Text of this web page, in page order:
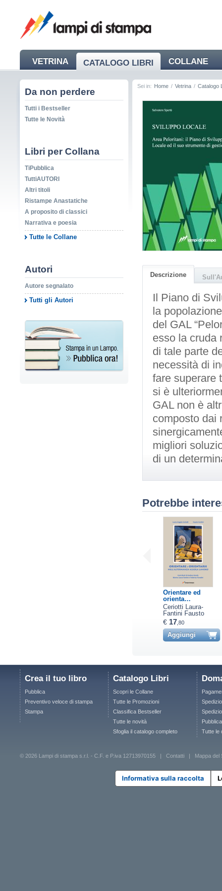
VETRINA CATALOGO LIBRI COLLANE
NEWS
Da non perdere
Tutti i Bestseller
Tutte le Novità
Libri per Collana
TiPubblica
TuttiAUTORI
Altri titoli
Ristampe Anastatiche
A proposito di classici
Narrativa e poesia
Tutte le Collane
Autori
Autore segnalato
Tutti gli Autori
Sei in: Home / Vetrina / Catalogo
Descrizione
Il Piano di
la
del GAL
esso la cruda
di tale parte
necessità di
fare superare
si è
GAL non è
composto dai
migliori
di un
Potrebbe
Orientare ed
orienta…
Ceriotti Laura-
Fantini Fausto
€ 17,80
Aggiungi
Crea il tuo libro
Pubblica
Preventivo veloce di stampa
Stampa
Catalogo Libri
Scopri le Collane
Tutte le Promozioni
Classifica Bestseller
Tutte le novità
Sfoglia il catalogo completo
Tutte le
© 2026 Lampi di stampa s.r.l. - C.F. e P.iva 12713970155 | Contatti Mappa del
Informativa sulla raccolta